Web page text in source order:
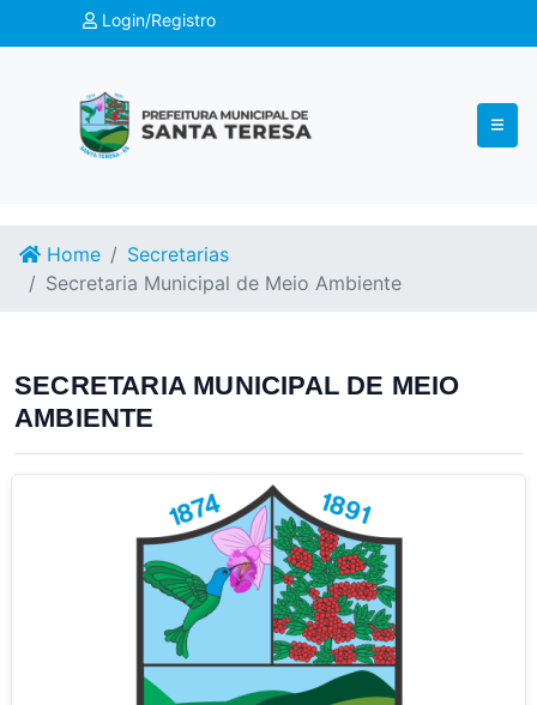
Login/Registro
Home
Secretarias
Secretaria Municipal de Meio Ambiente
SECRETARIA MUNICIPAL DE MEIO
AMBIENTE